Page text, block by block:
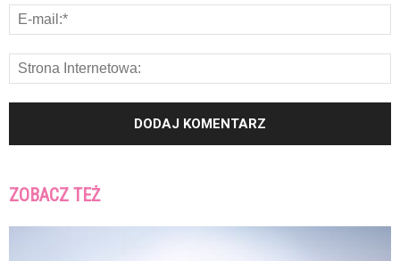
ZOBACZ TEŻ